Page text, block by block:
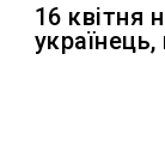
16 квітня